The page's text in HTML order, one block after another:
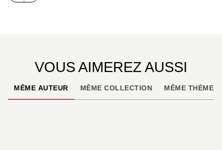
pris dans une tempête, l’Amoco Cadiz s’échoue au
esprits.VOUS AIMEREZ AUSSI
MÊME AUTEUR MÊME COLLECTION MÊME THÈME